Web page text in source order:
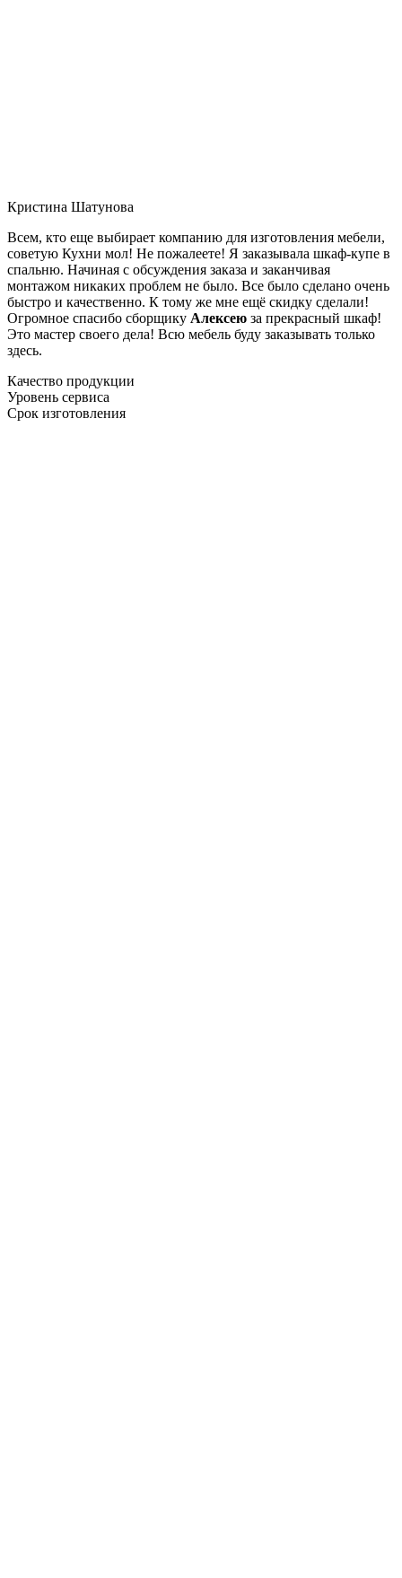
Кристина Шатунова
Всем, кто еще выбирает компанию для изготовления мебели,
советую Кухни мол! Не пожалеете! Я заказывала шкаф-купе в
спальню. Начиная с обсуждения заказа и заканчивая
монтажом никаких проблем не было. Все было сделано очень
быстро и качественно. К тому же мне ещё скидку сделали!
Огромное спасибо сборщику Алексею за прекрасный шкаф!
Это мастер своего дела! Всю мебель буду заказывать только
здесь.
Качество продукции
Уровень сервиса
Срок изготовления